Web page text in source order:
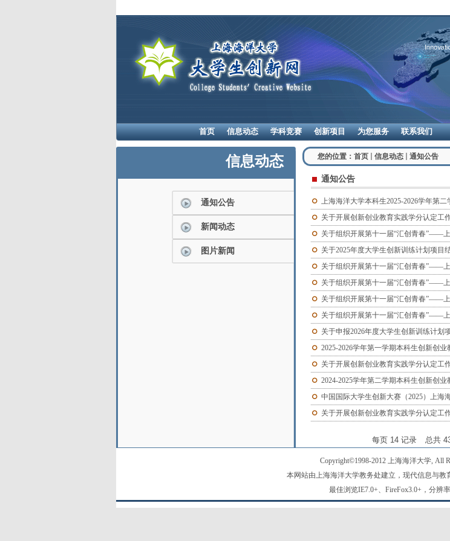
首页 信息动态 学科竞赛 创新项目 为您服务 联系我们
信息动态
通知公告
新闻动态
图片新闻
您的位置： 首页 信息动态 通知公告
通知公告
上海海洋大学本科生2025-2026学年第
关于开展创新创业教育实践学分认定工
关于组织开展第十一届“汇创青春”——
关于2025年度大学生创新训练计划项目
关于组织开展第十一届“汇创青春”——
关于组织开展第十一届“汇创青春”——
关于组织开展第十一届“汇创青春”——
关于组织开展第十一届“汇创青春”——
关于申报2026年度大学生创新训练计划
2025-2026学年第一学期本科生创新创
关于开展创新创业教育实践学分认定工
2024-2025学年第二学期本科生创新创
中国国际大学生创新大赛（2025）上海
关于开展创新创业教育实践学分认定工
每页 14 记录 总共
Copyright©1998-2012 上海海洋大学, All
本网站由上海海洋大学教务处建立，现代信息与教
最佳浏览IE7.0+、FireFox3.0+，分辨